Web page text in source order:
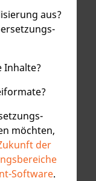
aus?
Inhalte?
möchten,
der
Software.